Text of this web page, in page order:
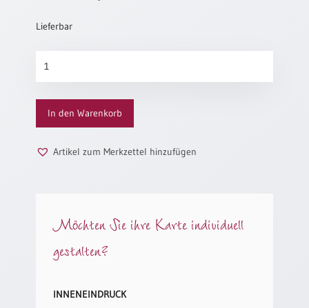
Neuerscheinungen
Lieferbar
Rose
(altes
Motiv)
Menge
In den Warenkorb
Artikel zum Merkzettel hinzufügen
Möchten Sie ihre Karte individuell
gestalten?
INNENEINDRUCK